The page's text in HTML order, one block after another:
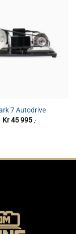
7 Autodrive
Kr45 995 ,-